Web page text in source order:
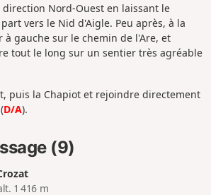
direction Nord-Ouest en laissant le
vers le Nid d'Aigle. Peu après, à la
à gauche sur le chemin de l'Are, et
tout le long sur un sentier très agréable
puis la Chapiot et rejoindre directement
D/A).
(9)
1 416 m